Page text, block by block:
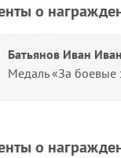
о
Батьянов Иван
Медаль «За боевые
о